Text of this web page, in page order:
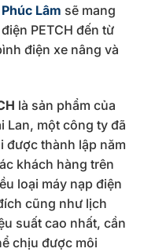
Lâm sẽ mang
PETCH đến từ
điện xe nâng và
là sản phẩm của
Lan, một công ty đã
được thành lập năm
khách hàng trên
loại máy nạp điện
cũng như lịch
suất cao nhất, cần
chịu được môi